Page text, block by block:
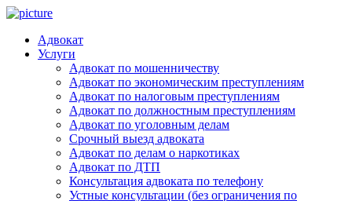
Адвокат
Услуги
Адвокат по мошенничеству
Адвокат по экономическим преступлениям
Адвокат по налоговым преступлениям
Адвокат по должностным преступлениям
Адвокат по уголовным делам
Срочный выезд адвоката
Адвокат по делам о наркотиках
Адвокат по ДТП
Консультация адвоката по телефону
Устные консультации (без ограничения по